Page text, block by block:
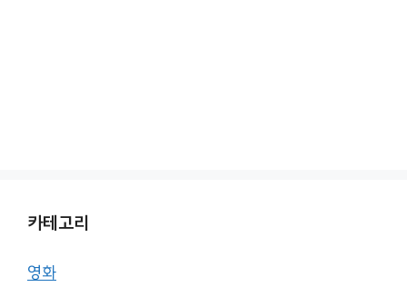
카테고리
영화